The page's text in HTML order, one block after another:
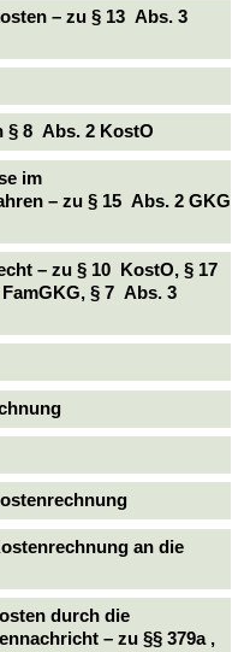
– zu § 13 Abs. 3
§ 8 Abs. 2 KostO
im
– zu § 15 Abs. 2 GKG
– zu § 10 KostO, § 17
§ 7 Abs. 3
an die
durch die
– zu §§ 379a ,